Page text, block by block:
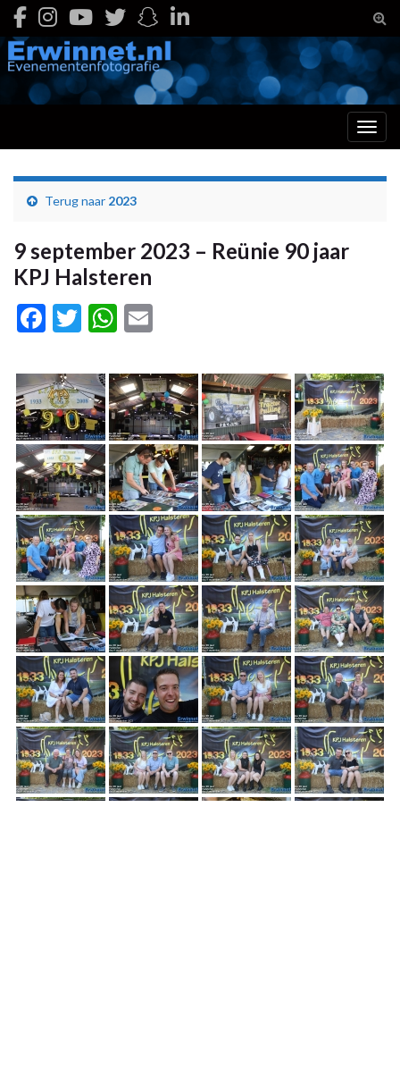
Terug naar 2023
9 september 2023 – Reünie 90 jaar
KPJ Halsteren
Facebook
TwitterWhatsApp